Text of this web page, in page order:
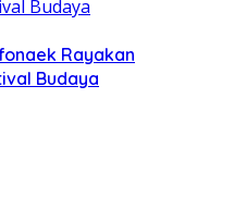
Rayakan
Budaya